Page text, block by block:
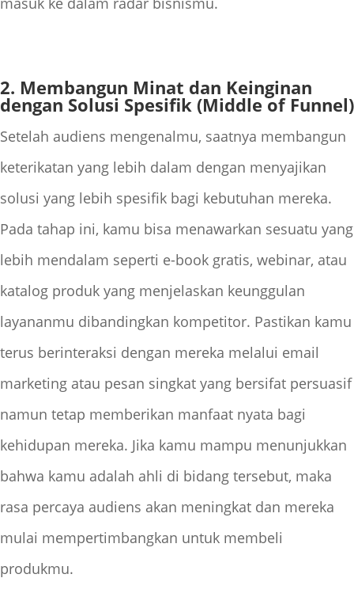
2. Membangun Minat dan Keinginan
dengan Solusi Spesifik (Middle of Funnel)
Setelah audiens mengenalmu, saatnya membangun
keterikatan yang lebih dalam dengan menyajikan
solusi yang lebih spesifik bagi kebutuhan mereka.
Pada tahap ini, kamu bisa menawarkan sesuatu yang
lebih mendalam seperti e-book gratis, webinar, atau
katalog produk yang menjelaskan keunggulan
layananmu dibandingkan kompetitor. Pastikan kamu
terus berinteraksi dengan mereka melalui email
marketing atau pesan singkat yang bersifat persuasif
namun tetap memberikan manfaat nyata bagi
kehidupan mereka. Jika kamu mampu menunjukkan
bahwa kamu adalah ahli di bidang tersebut, maka
rasa percaya audiens akan meningkat dan mereka
mulai mempertimbangkan untuk membeli
produkmu.